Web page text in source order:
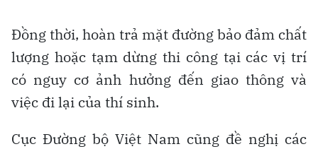
Đồng thời, hoàn trả mặt đường bảo đảm chất
lượng hoặc tạm dừng thi công tại các vị trí
có nguy cơ ảnh hưởng đến giao thông và
việc đi lại của thí sinh.
Cục Đường bộ Việt Nam cũng đề nghị các